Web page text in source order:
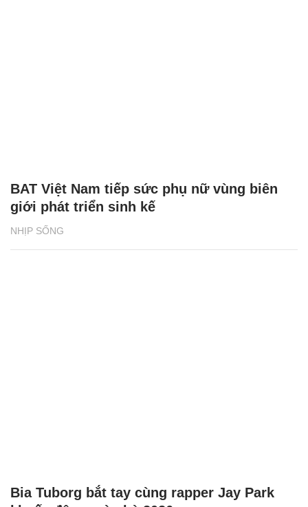
NHỊP SỐNG
BAT Việt Nam tiếp sức phụ nữ vùng biên
giới phát triển sinh kế
Bia Tuborg bắt tay cùng rapper Jay Park